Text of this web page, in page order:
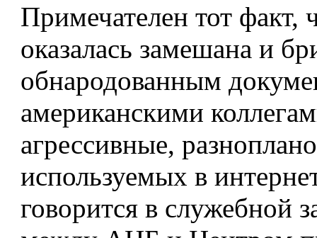
Примечателен тот факт,
оказалась замешана и
обнародованным
американскими
агрессивные,
используемых в
говорится в служебной